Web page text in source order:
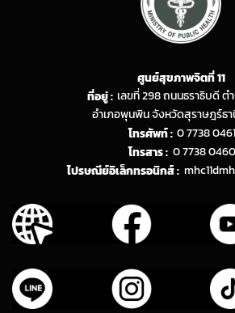
ศูนย์สุขภาพจิตที่ 11
ที่อยู่ : เลขที่ 298 ถนนธราธิบดี ต
อำเภอพุนพิน จังหวัดสุราษฎร์ธา
โทรศัพท์ : 0 7738 0461
โทรสาร : 0 7738 0460
ไปรษณีย์อิเล็กทรอนิกส์ :